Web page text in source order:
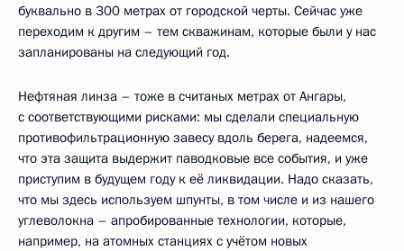
буквально в 300 метрах от городской черты. Сейчас уже
переходим к другим – тем скважинам, которые были у нас
запланированы на следующий год.
Нефтяная линза – тоже в считаных метрах от Ангары,
с соответствующими рисками: мы сделали специальную
противофильтрационную завесу вдоль берега, надеемся,
что эта защита выдержит паводковые все события, и уже
приступим в будущем году к её ликвидации. Надо сказать,
что мы здесь используем шпунты, в том числе и из нашего
углеволокна – апробированные технологии, которые,
например, на атомных станциях с учётом новых